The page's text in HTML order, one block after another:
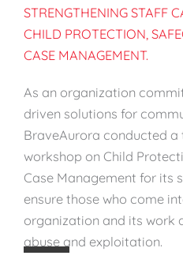
STRENGTHENING STAFF
CHILD PROTECTION,
CASE MANAGEMENT.
As an organization
driven solutions for
BraveAurora conducted
workshop on Child
Case Management for its
ensure those who come
organization and its work
abuse and exploitation.